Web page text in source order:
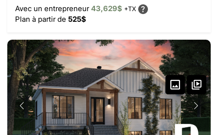
Avec un entrepreneur43,629$ +TX
Plan à partir de 525$